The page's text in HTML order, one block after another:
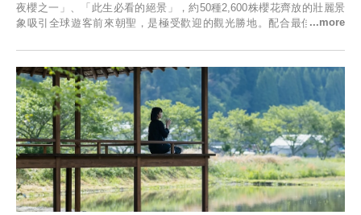
夜櫻之一」、「此生必看的絕景」，約50種2,600株櫻花齊放的壯麗景
象吸引全球遊客前來朝聖，是極受歡迎的觀光勝地。配合最佳觀雪時
「冬季櫻花燈光秀」。